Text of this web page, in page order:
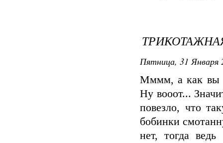
Пятница, 31 Января
Мммм, а как вы
Ну вооот...
повезло, что
бобинки
нет, тогда